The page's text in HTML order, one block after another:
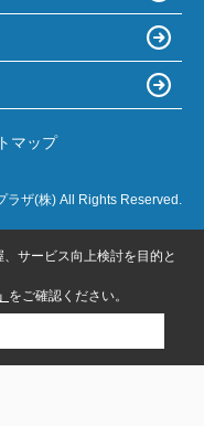
マップ
ザ(株) All Rights Reserved.
サービス向上検討を目的と
をご確認ください。